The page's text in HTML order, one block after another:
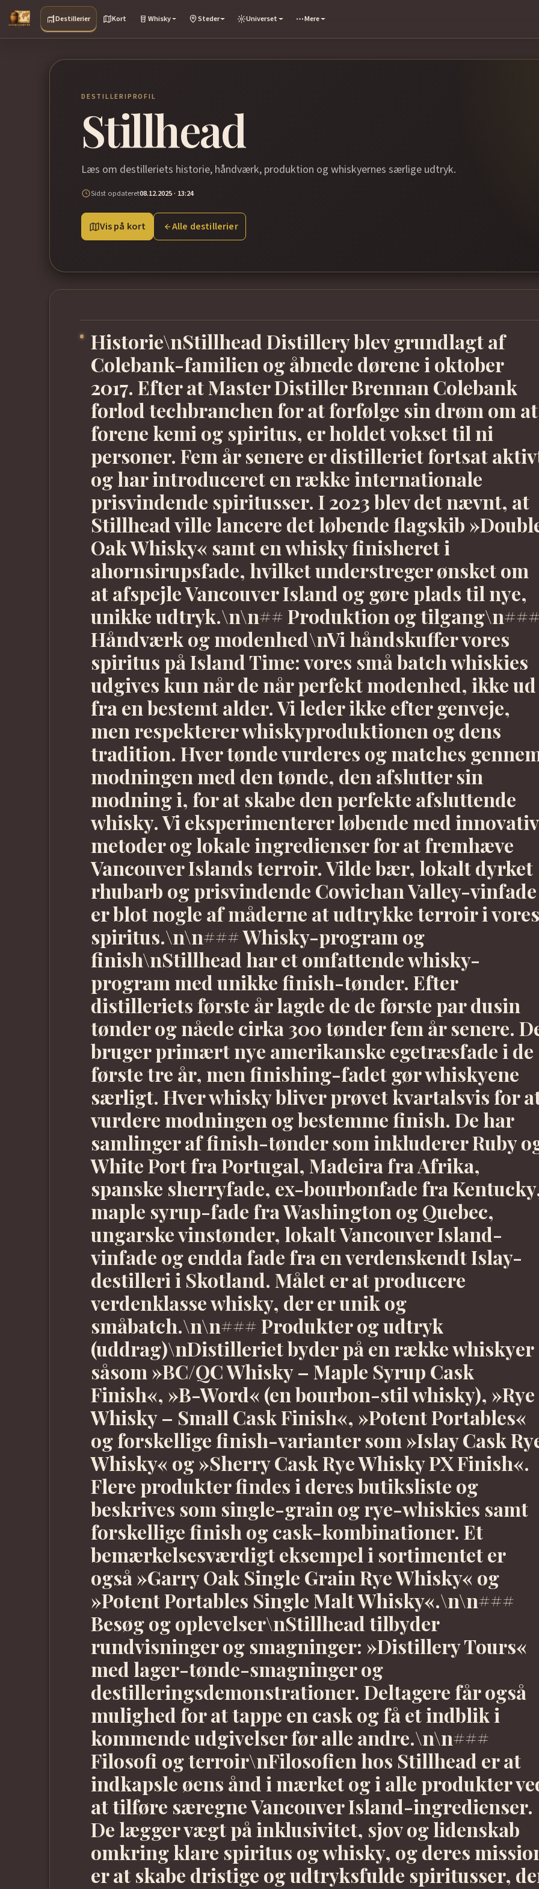
Destillerier Kort Whisky Steder Universet Mere
DESTILLERIPROFIL
Stillhead
Læs om destilleriets historie, håndværk, produktion og whiskyernes særlige udtryk.
Sidst opdateret08.12.2025 · 13:24
Vis på kort Alle destillerier
Historie\nStillhead Distillery blev grundlagt af
Colebank-familien og åbnede dørene i oktober
2017. Efter at Master Distiller Brennan Colebank
forlod techbranchen for at forfølge sin drøm om at
forene kemi og spiritus, er holdet vokset til ni
personer. Fem år senere er distilleriet fortsat
og har introduceret en række internationale
prisvindende spiritusser. I 2023 blev det nævnt, at
Stillhead ville lancere det løbende flagskib
Oak Whisky« samt en whisky finisheret i
ahornsirupsfade, hvilket understreger ønsket om
at afspejle Vancouver Island og gøre plads til nye,
unikke udtryk.\n\n## Produktion og
Håndværk og modenhed\nVi håndskuffer vores
spiritus på Island Time: vores små batch whiskies
udgives kun når de når perfekt modenhed, ikke ud
fra en bestemt alder. Vi leder ikke efter genveje,
men respekterer whiskyproduktionen og dens
tradition. Hver tønde vurderes og matches
modningen med den tønde, den afslutter sin
modning i, for at skabe den perfekte afsluttende
whisky. Vi eksperimenterer løbende med
metoder og lokale ingredienser for at fremhæve
Vancouver Islands terroir. Vilde bær, lokalt dyrket
rhubarb og prisvindende Cowichan Valley-vinfade
er blot nogle af måderne at udtrykke terroir i
spiritus.\n\n### Whisky-program og
finish\nStillhead har et omfattende whisky-
program med unikke finish-tønder. Efter
distilleriets første år lagde de de første par dusin
tønder og nåede cirka 300 tønder fem år senere.
bruger primært nye amerikanske egetræsfade i de
første tre år, men finishing-fadet gør whiskyene
særligt. Hver whisky bliver prøvet kvartalsvis for
vurdere modningen og bestemme finish. De har
samlinger af finish-tønder som inkluderer Ruby
White Port fra Portugal, Madeira fra Afrika,
spanske sherryfade, ex-bourbonfade fra
maple syrup-fade fra Washington og Quebec,
ungarske vinstønder, lokalt Vancouver Island-
vinfade og endda fade fra en verdenskendt Islay-
destilleri i Skotland. Målet er at producere
verdenklasse whisky, der er unik og
småbatch.\n\n### Produkter og udtryk
(uddrag)\nDistilleriet byder på en række whiskyer
såsom »BC/QC Whisky – Maple Syrup Cask
Finish«, »B-Word« (en bourbon-stil whisky), »Rye
Whisky – Small Cask Finish«, »Potent Portables«
og forskellige finish-varianter som »Islay Cask
Whisky« og »Sherry Cask Rye Whisky PX Finish«.
Flere produkter findes i deres butiksliste og
beskrives som single-grain og rye-whiskies samt
forskellige finish og cask-kombinationer. Et
bemærkelsesværdigt eksempel i sortimentet er
også »Garry Oak Single Grain Rye Whisky« og
»Potent Portables Single Malt Whisky«.\n\n###
Besøg og oplevelser\nStillhead tilbyder
rundvisninger og smagninger: »Distillery Tours«
med lager-tønde-smagninger og
destilleringsdemonstrationer. Deltagere får også
mulighed for at tappe en cask og få et indblik i
kommende udgivelser før alle andre.\n\n###
Filosofi og terroir\nFilosofien hos Stillhead er at
indkapsle øens ånd i mærket og i alle produkter
at tilføre særegne Vancouver Island-ingredienser.
De lægger vægt på inklusivitet, sjov og lidenskab
omkring klare spiritus og whisky, og deres
er at skabe dristige og udtryksfulde spiritusser,